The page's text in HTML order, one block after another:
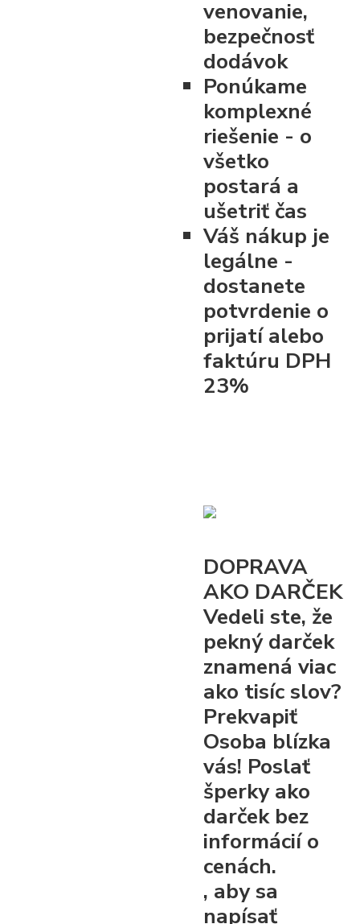
venovanie,
bezpečnosť
dodávok
Ponúkame
komplexné
riešenie - o
všetko
postará a
ušetriť čas
Váš nákup je
legálne -
dostanete
potvrdenie o
prijatí alebo
faktúru DPH
23%
DOPRAVA
AKO DARČEK
Vedeli ste, že
pekný darček
znamená viac
ako tisíc slov?
Prekvapiť
Osoba blízka
vás! Poslať
šperky ako
darček bez
informácií o
cenách.
, aby sa
napísať